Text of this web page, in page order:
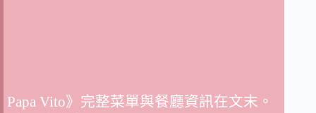
Papa Vito》完整菜單與餐廳資訊在文末。